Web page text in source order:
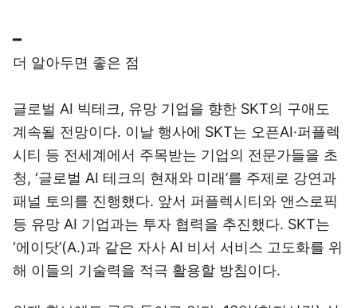
━
더 알아두면 좋은 점
글로벌 AI 빅테크, 유망 기업을 향한 SKT의 구애도
계속될 전망이다. 이날 행사에 SKT는 오픈AI·퍼플렉
시티 등 전세계에서 주목받는 기업의 전문가들을 초
청, ‘글로벌 AI 테크의 현재와 미래’를 주제로 강연과
패널 토의를 진행했다. 앞서 퍼플렉시티와 앤스로픽
등 유망 AI 기업과는 투자 협력을 추진했다. SKT는
‘에이닷’(A.)과 같은 자사 AI 비서 서비스 고도화를 위
해 이들의 기술력을 적극 활용할 방침이다.